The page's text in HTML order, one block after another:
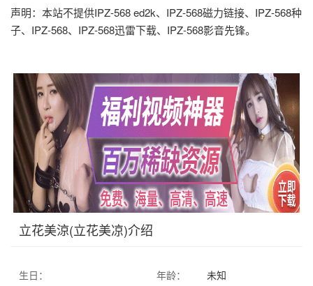
声明：本站不提供IPZ-568 ed2k、IPZ-568磁力链接、IPZ-568种
子、IPZ-568、IPZ-568迅雷下载、IPZ-568影音先锋。
立花美涼(立花美凉)介绍
生日： 年龄：
未知